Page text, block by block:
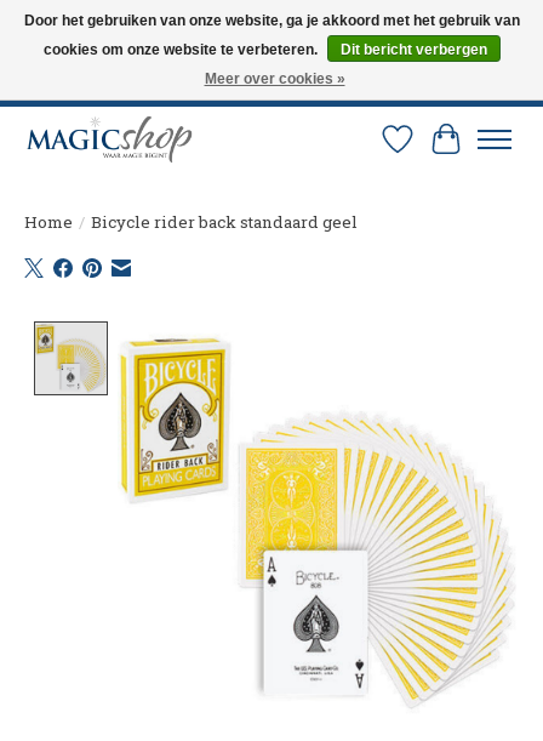
Altijd de nieuwste trucs op voorraad. Snelle verzending via PostNL en DHL.
Langskomen in onze winkel? Bel of mail om een afspraak te maken. 0251-
Verlanglijst
Home / Bicycle rider back standaard geel
Product image slideshow Items
Door het gebruiken van onze website, ga je akkoord met het gebruik van
cookies om onze website te verbeteren.
Dit bericht verbergen
Meer over cookies »